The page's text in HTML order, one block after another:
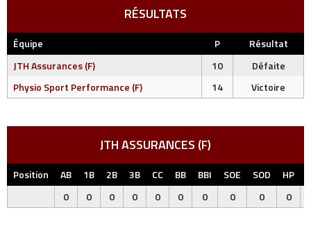
RÉSULTATS
Équipe P
Résultat
JTH Assurances (F)
10
Défaite
Physio Sport Performance (F)
14 Victoire
JTH ASSURANCES (F)
Position AB 1B 2B 3B CC BB BBI SOE SOD HP
0
0 0 0 0 0 0 0 0 0